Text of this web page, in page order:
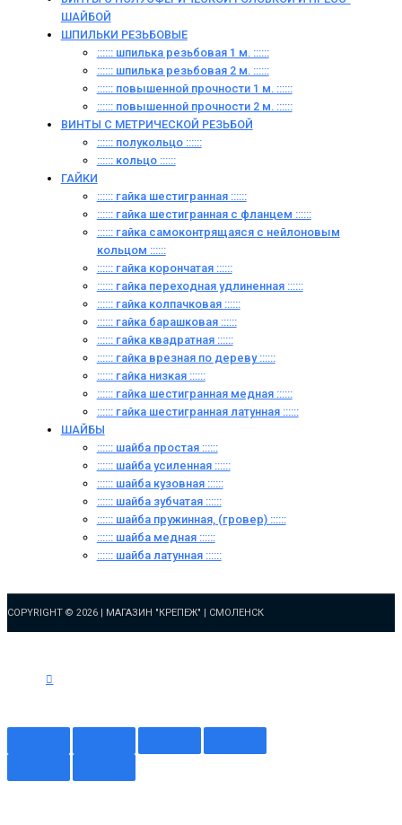
ШАЙБОЙ
ШПИЛЬКИ РЕЗЬБОВЫЕ
:::::: шпилька резьбовая 1 м. ::::::
:::::: шпилька резьбовая 2 м. ::::::
:::::: повышенной прочности 1 м. ::::::
:::::: повышенной прочности 2 м. ::::::
ВИНТЫ C МЕТРИЧЕСКОЙ РЕЗЬБОЙ
:::::: полукольцо ::::::
:::::: кольцо ::::::
ГАЙКИ
:::::: гайка шестигранная ::::::
:::::: гайка шестигранная с фланцем ::::::
:::::: гайка самоконтрящаяся с нейлоновым
кольцом ::::::
:::::: гайка корончатая ::::::
:::::: гайка переходная удлиненная ::::::
:::::: гайка колпачковая ::::::
:::::: гайка барашковая ::::::
:::::: гайка квадратная ::::::
:::::: гайка врезная по дереву ::::::
:::::: гайка низкая ::::::
:::::: гайка шестигранная медная ::::::
:::::: гайка шестигранная латунная ::::::
ШАЙБЫ
:::::: шайба простая ::::::
:::::: шайба усиленная ::::::
:::::: шайба кузовная ::::::
:::::: шайба зубчатая ::::::
:::::: шайба пружинная, (гровер) ::::::
:::::: шайба медная ::::::
:::::: шайба латунная ::::::
COPYRIGHT © 2026 | МАГАЗИН "КРЕПЕЖ" | СМОЛЕНСК